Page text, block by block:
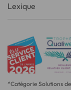
Lexique
*Catégorie Solutions